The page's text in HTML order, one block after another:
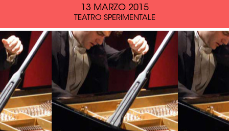
13 MARZO 2015
TEATRO SPERIMENTALE